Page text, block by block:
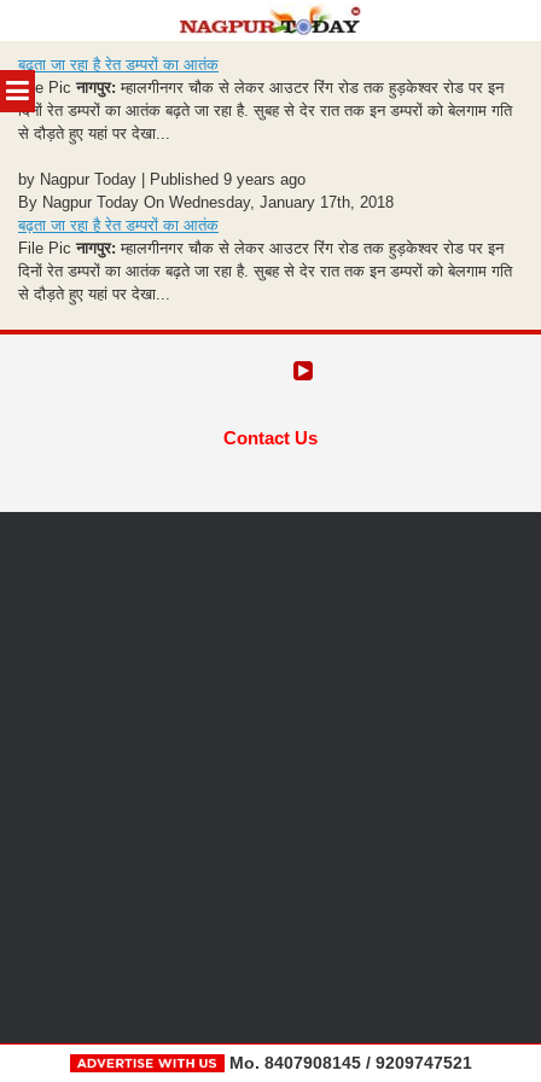
MENU
to
content
बढ़ता जा रहा है रेत डम्परों का आतंक
File Picनागपुर: म्हालगीनगर चौक से लेकर आउटर रिंग रोड तक हुड़केश्वर रोड पर इन
दिनों रेत डम्परों का आतंक बढ़ते जा रहा है. सुबह से देर रात तक इन डम्परों को बेलगाम गति
से दौड़ते हुए यहां पर देखा...
by Nagpur Today | Published 9 years ago
By Nagpur Today On Wednesday, January 17th, 2018
बढ़ता जा रहा है रेत डम्परों का आतंक
File Picनागपुर: म्हालगीनगर चौक से लेकर आउटर रिंग रोड तक हुड़केश्वर रोड पर इन
दिनों रेत डम्परों का आतंक बढ़ते जा रहा है. सुबह से देर रात तक इन डम्परों को बेलगाम गति
से दौड़ते हुए यहां पर देखा...
Contact Us
Mo. 8407908145 / 9209747521